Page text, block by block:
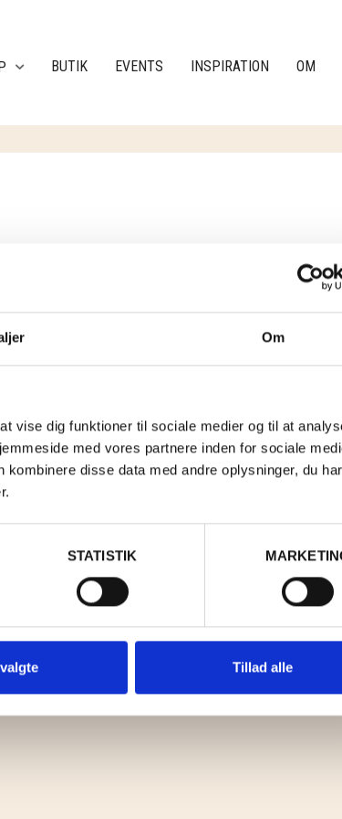
Om
vise dig funktioner til sociale medier og til at
med vores partnere inden for sociale
disse data med andre oplysninger, du
STATISTIK
Tillad alle
BUTIK EVENTS INSPIRATION OM